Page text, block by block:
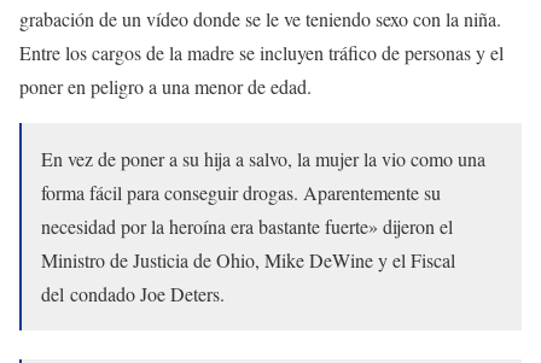
grabación de un vídeo donde se le ve teniendo sexo con la niña.
Entre los cargos de la madre se incluyen tráfico de personas y el
poner en peligro a una menor de edad.
En vez de poner a su hija a salvo, la mujer la vio como una
forma fácil para conseguir drogas. Aparentemente su
necesidad por la heroína era bastante fuerte» dijeron el
Ministro de Justicia de Ohio, Mike DeWine y el Fiscal
del condado Joe Deters.